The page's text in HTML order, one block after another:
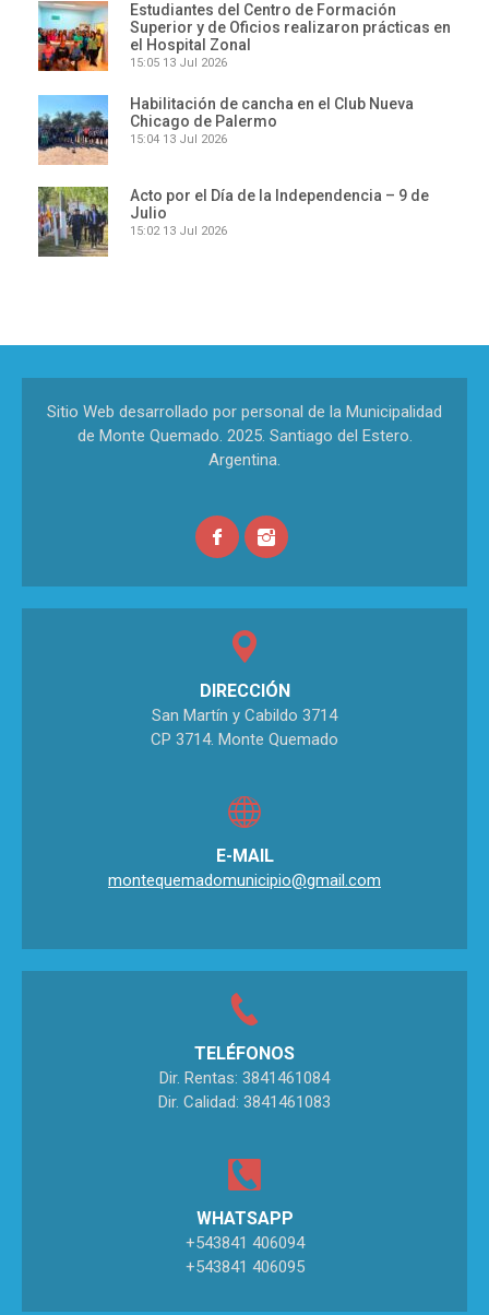
Estudiantes del Centro de Formación
Superior y de Oficios realizaron prácticas en
el Hospital Zonal
15:05 13 Jul 2026
Habilitación de cancha en el Club Nueva
Chicago de Palermo
15:04 13 Jul 2026
Acto por el Día de la Independencia – 9 de
Julio
15:02 13 Jul 2026
Sitio Web desarrollado por personal de la Municipalidad
de Monte Quemado. 2025. Santiago del Estero.
Argentina.
DIRECCIÓN
San Martín y Cabildo 3714
CP 3714. Monte Quemado
E-MAIL
montequemadomunicipio@gmail.com
TELÉFONOS
Dir. Rentas: 3841461084
Dir. Calidad: 3841461083
WHATSAPP
+543841 406094
+543841 406095